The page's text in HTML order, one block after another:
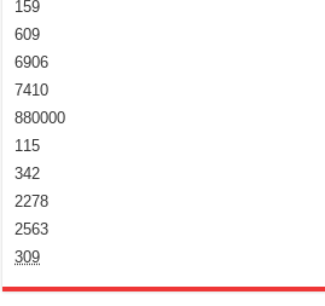
159
609
6906
7410
880000
115
342
2278
2563
309